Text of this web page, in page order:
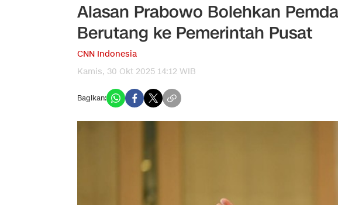
Alasan Prabowo Bolehkan
Berutang ke Pemerintah Pusat
CNN Indonesia
Kamis, 30 Okt 2025 14:12 WIB
Bagikan: